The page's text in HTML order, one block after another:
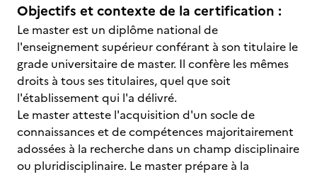
Objectifs et contexte de la certification :
Le master est un diplôme national de
l'enseignement supérieur conférant à son titulaire le
grade universitaire de master. Il confère les mêmes
droits à tous ses titulaires, quel que soit
l'établissement qui l'a délivré.
Le master atteste l'acquisition d'un socle de
connaissances et de compétences majoritairement
adossées à la recherche dans un champ disciplinaire
ou pluridisciplinaire. Le master prépare à la